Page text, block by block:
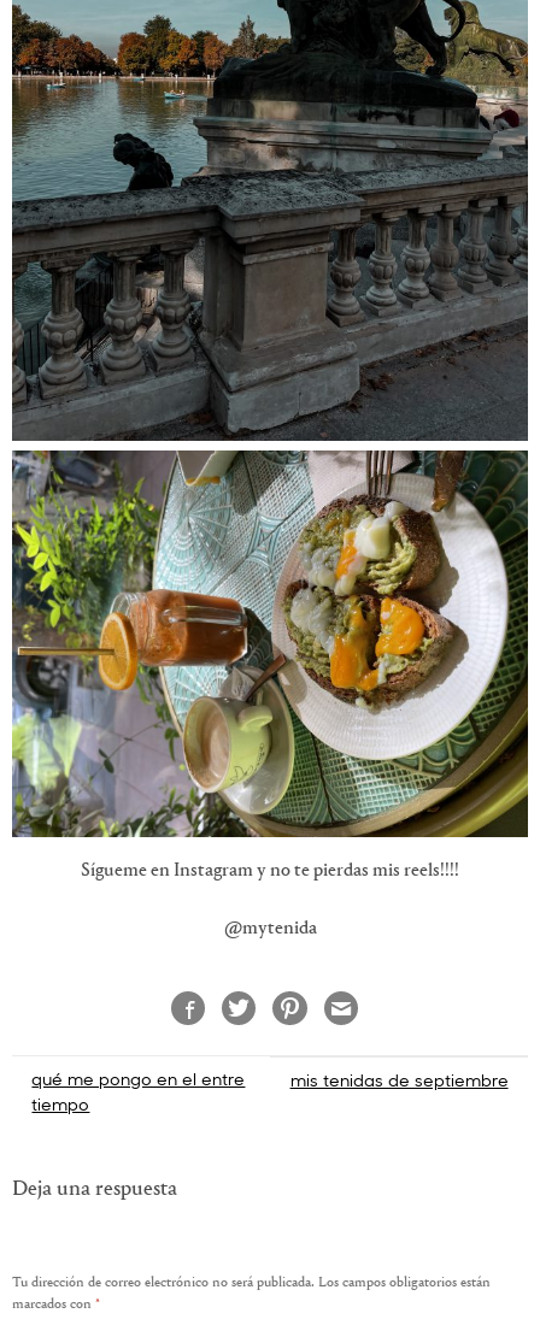
Sígueme en Instagram y no te pierdas mis reels!!!!
@mytenida
Navegación
de
qué me pongo en el entre
tiempo
mis tenidas de septiembre
Deja una respuesta
Tu dirección de correo electrónico no será publicada. Los campos obligatorios están
marcados con *